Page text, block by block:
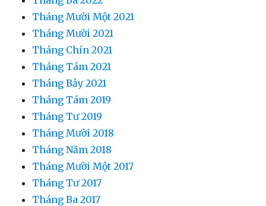
Tháng Mười Một 2021
Tháng Mười 2021
Tháng Chín 2021
Tháng Tám 2021
Tháng Bảy 2021
Tháng Tám 2019
Tháng Tư 2019
Tháng Mười 2018
Tháng Năm 2018
Tháng Mười Một 2017
Tháng Tư 2017
Tháng Ba 2017